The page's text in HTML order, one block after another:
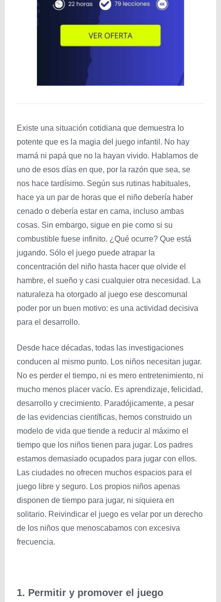
Existe una situación cotidiana que demuestra lo
potente que es la magia del juego infantil. No hay
mamá ni papá que no la hayan vivido. Hablamos de
uno de esos días en que, por la razón que sea, se
nos hace tardísimo. Según sus rutinas habituales,
hace ya un par de horas que el niño debería haber
cenado o debería estar en cama, incluso ambas
cosas. Sin embargo, sigue en pie como si su
combustible fuese infinito. ¿Qué ocurre? Que está
jugando. Sólo el juego puede atrapar la
concentración del niño hasta hacer que olvide el
hambre, el sueño y casi cualquier otra necesidad. La
naturaleza ha otorgado al juego ese descomunal
poder por un buen motivo: es una actividad decisiva
para el desarrollo.
Desde hace décadas, todas las investigaciones
conducen al mismo punto. Los niños necesitan jugar.
No es perder el tiempo, ni es mero entretenimiento, ni
mucho menos placer vacío. Es aprendizaje, felicidad,
desarrollo y crecimiento. Paradójicamente, a pesar
de las evidencias científicas, hemos construido un
modelo de vida que tiende a reducir al máximo el
tiempo que los niños tienen para jugar. Los padres
estamos demasiado ocupados para jugar con ellos.
Las ciudades no ofrecen muchos espacios para el
juego libre y seguro. Los propios niños apenas
disponen de tiempo para jugar, ni siquiera en
solitario. Reivindicar el juego es velar por un derecho
de los niños que menoscabamos con excesiva
frecuencia.
1. Permitir y promover el juego